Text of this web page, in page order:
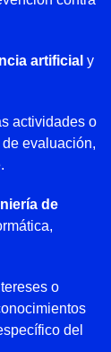
artificial y
actividades o
evaluación,
de
o
del